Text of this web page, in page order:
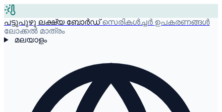
പട്ടുപുഴു ലക്ഷ്യ ബോർഡ് സെരികൾച്ചർ ഉപകരണങ്ങൾ
ലോക്കൽ മാത്രം
മലയാളം